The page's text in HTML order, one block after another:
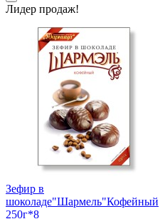
Лидер продаж!
Зефир в
шоколаде"Шармель"Кофейный
250г*8